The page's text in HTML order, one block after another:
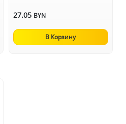
27.05 BYN
В Корзину